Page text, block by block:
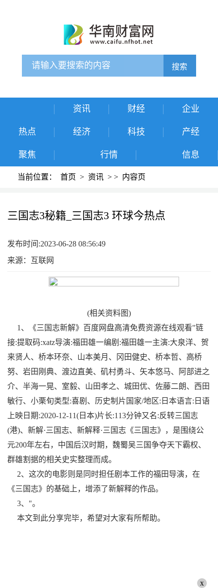
搜索
资讯 财经 企业
热点 经济 科技 产经
聚焦 行情 信息
当前位置： 首页 > 资讯 > > 内容页
三国志3秘籍_三国志3 环球今热点
发布时间:2023-06-28 08:56:49
来源：互联网
(相关资料图)
1、《三国志新解》百度网盘高清免费资源在线观看"链
接:提取码:xatz导演:福田雄一编剧:福田雄一主演:大泉洋、贺
来贤人、桥本环奈、山本美月、冈田健史、桥本哲、高桥
努、岩田刚典、渡边直美、矶村勇斗、矢本悠马、阿部进之
介、半海一晃、室毅、山田孝之、城田优、佐藤二朗、西田
敏行、小栗旬类型:喜剧、历史制片国家/地区:日本语言:日语
上映日期:2020-12-11(日本)片长:113分钟又名:反转三国志
(港)、新解·三国志、新解释·三国志《三国志》，是围绕公
元200年左右，中国后汉时期，魏蜀吴三国争夺天下霸权、
群雄割据的相关史实整理而成。
2、这次的电影则是同时担任剧本工作的福田导演，在
《三国志》的基础上，增添了新解释的作品。
3、"。
本文到此分享完毕，希望对大家有所帮助。
x